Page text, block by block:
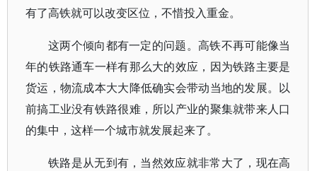
有了高铁就可以改变区位，不惜投入重金。
这两个倾向都有一定的问题。高铁不再可能像当
年的铁路通车一样有那么大的效应，因为铁路主要是
货运，物流成本大大降低确实会带动当地的发展。以
前搞工业没有铁路很难，所以产业的聚集就带来人口
的集中，这样一个城市就发展起来了。
铁路是从无到有，当然效应就非常大了，现在高